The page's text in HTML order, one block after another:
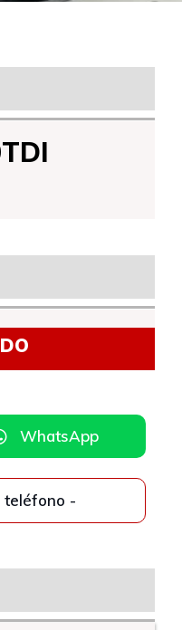
WhatsApp
por teléfono -